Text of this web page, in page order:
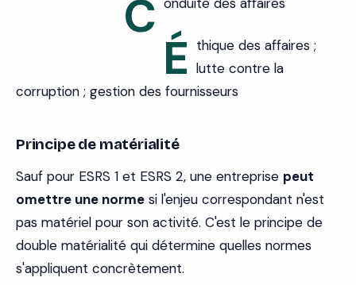
C
É thique des affaires ;
lutte contre la
corruption ; gestion des fournisseurs
Principe de matérialité
Sauf pour ESRS 1 et ESRS 2, une entreprise peut
omettre une norme si l'enjeu correspondant n'est
pas matériel pour son activité. C'est le principe de
double matérialité qui détermine quelles normes
s'appliquent concrètement.